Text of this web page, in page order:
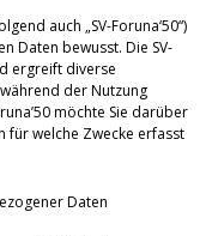
auch „SV-Foruna‘50“)
Daten bewusst. Die SV-
ergreift diverse
der Nutzung
möchte Sie darüber
für welche Zwecke erfasst
Daten